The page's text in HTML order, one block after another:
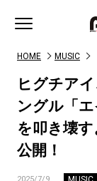
HOME MUSIC
ヒグチア
ングル「
を叩き壊
公開！